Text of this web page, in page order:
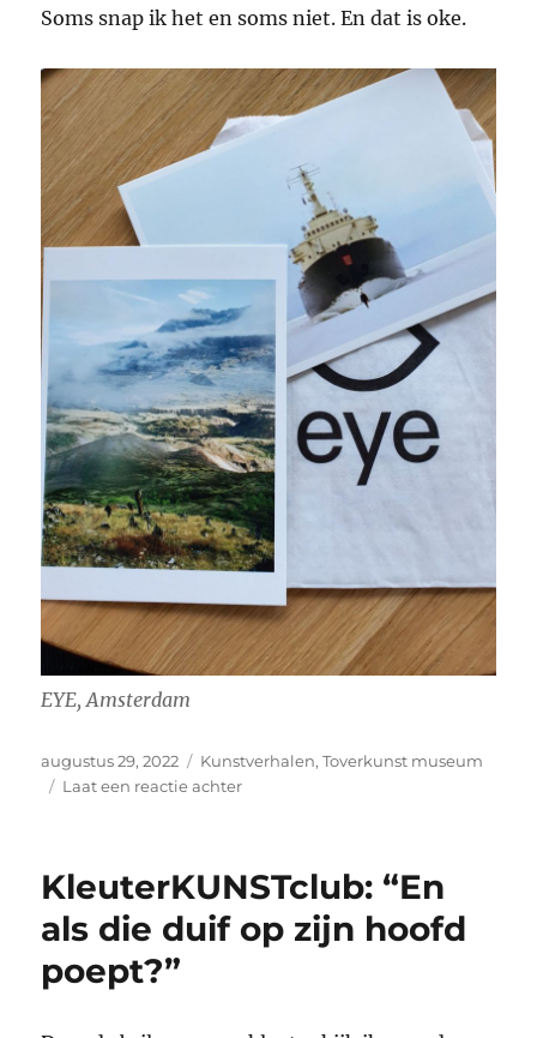
Soms snap ik het en soms niet. En dat is oke.
EYE, Amsterdam
Geplaatst
op
augustus 29, 2022 Categorieën
Kunstverhalen,Toverkunst museum
Laat een reactie achterop
mezelf
het
KleuterKUNSTclub: “En
als die duif op zijn hoofd
poept?”